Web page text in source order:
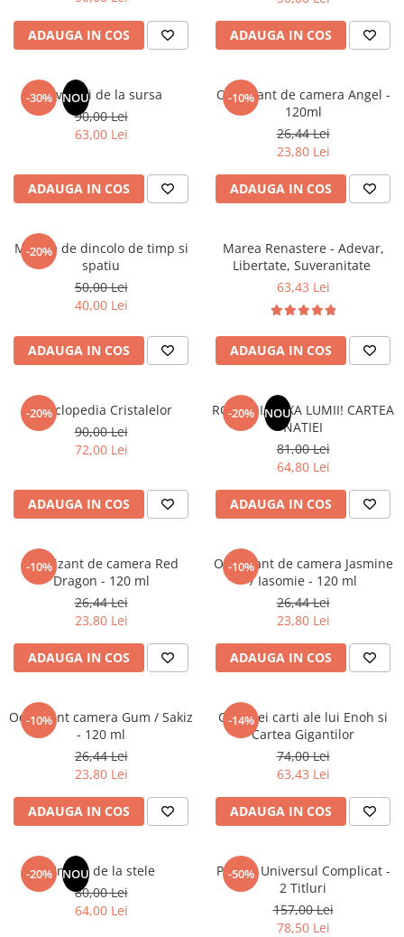
Gastronomik
MedConnect
Medicina & Farmacie
Medicina Pentru Toti
SealfHealing
Sport
Terapii Alternative
AudioBook
Beletristica
Carti erotice
Adult
Crime, Thriller, Mistery
Literatura Romana
Literatura Universala
Poezie
Romane de dragoste, Carti
romantice
Senzatii/Dragoste
Senzatii/Erotic
Senzatii/Suspans
Senzatii/Thriller
SF & Fantasy
Teatru
Teens Book Club
Birotica & Papetarie
Articole Birotica
Accesorii Arhivare
ADAUGA IN COS ADAUGA IN COS
-30% NOU
Revelatii de la sursa
90,00 Lei
63,00 Lei
ADAUGA IN COS
-10%
Odorizant de camera Angel -
120ml
26,44 Lei
23,80 Lei
ADAUGA IN COS
-20%
Mesaje de dincolo de timp si
spatiu
50,00 Lei
40,00 Lei
ADAUGA IN COS
Marea Renastere - Adevar,
Libertate, Suveranitate
63,43 Lei
ADAUGA IN COS
-20%
Enciclopedia Cristalelor
90,00 Lei
72,00 Lei
ADAUGA IN COS
-20% NOU
ROMANIA, AXA LUMII! CARTEA
NATIEI
81,00 Lei
64,80 Lei
ADAUGA IN COS
-10%
Odorizant de camera Red
Dragon - 120 ml
26,44 Lei
23,80 Lei
ADAUGA IN COS
-10%
Odorizant de camera Jasmine
/ Iasomie - 120 ml
26,44 Lei
23,80 Lei
ADAUGA IN COS
-10%
Odorizant camera Gum / Sakiz
- 120 ml
26,44 Lei
23,80 Lei
ADAUGA IN COS
-14%
Cele trei carti ale lui Enoh si
Cartea Gigantilor
74,00 Lei
63,43 Lei
ADAUGA IN COS
-20% NOU
Un dar de la stele
80,00 Lei
64,00 Lei
-50%
Pachet Universul Complicat -
2 Titluri
157,00 Lei
78,50 Lei